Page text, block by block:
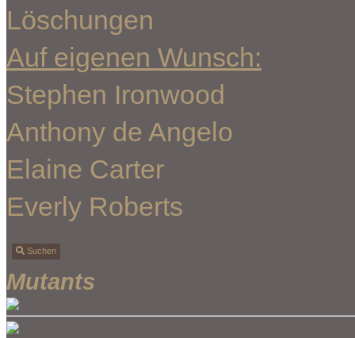
Löschungen
Auf eigenen Wunsch:
Stephen Ironwood
Anthony de Angelo
Elaine Carter
Everly Roberts
Suchen
Mutants